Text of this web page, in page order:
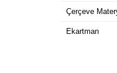
Çerçeve
Ekartman